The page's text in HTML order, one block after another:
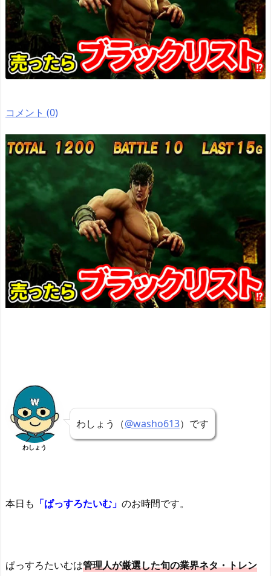
コメント (0)
わしょう
わしょう（@washo613）です
本日も 「ぱっすろたいむ」 のお時間です。
ぱっすろたいむは管理人が厳選した旬の業界ネタ・トレン